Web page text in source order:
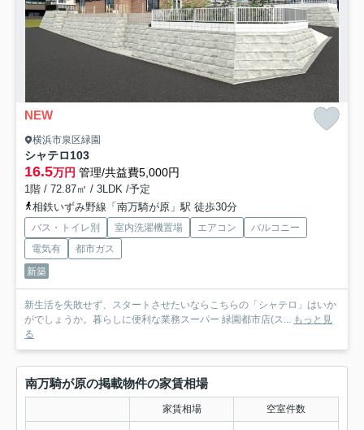
NEW
横浜市泉区緑園
シャテロ103
16.5万円 管理/共益費5,000円
1階 / 72.87㎡ / 3LDK /予定
相鉄いずみ野線「南万騎が原」駅 徒歩30分
バス・トイレ別 室内洗濯機置場 エアコン
バルコニー
電気有
都市ガス
新築
新生活を失敗せず、スタートさせたいならこちらの「シャテロ」はいか
がでしょうか。暮らしに便利な業務スーパー 緑園都市店(ス... もっと見
る
南万騎が原の掲載物件の家賃相場
家賃相場 空室件数